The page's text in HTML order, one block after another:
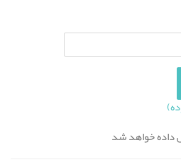
داده خواهد شد